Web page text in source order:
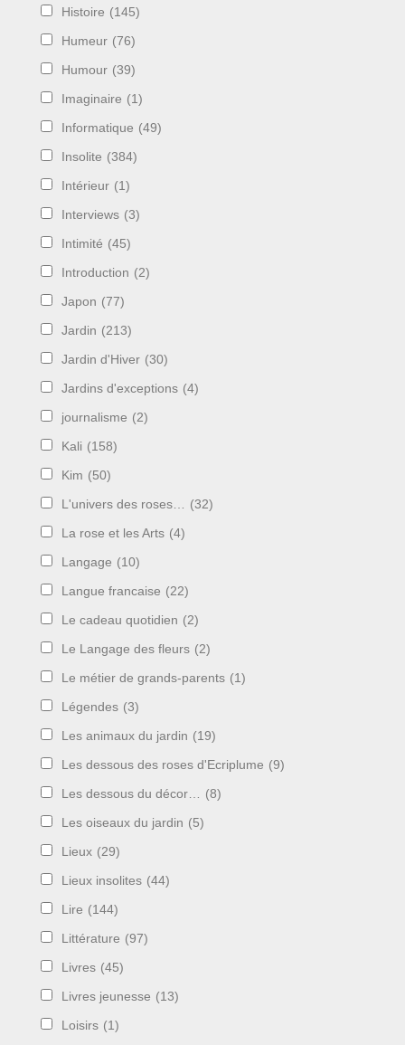
Histoire (145)
Humeur (76)
Humour (39)
Imaginaire (1)
Informatique (49)
Insolite (384)
Intérieur (1)
Interviews (3)
Intimité (45)
Introduction (2)
Japon (77)
Jardin (213)
Jardin d'Hiver (30)
Jardins d'exceptions (4)
journalisme (2)
Kali (158)
Kim (50)
L'univers des roses… (32)
La rose et les Arts (4)
Langage (10)
Langue francaise (22)
Le cadeau quotidien (2)
Le Langage des fleurs (2)
Le métier de grands-parents (1)
Légendes (3)
Les animaux du jardin (19)
Les dessous des roses d'Ecriplume (9)
Les dessous du décor… (8)
Les oiseaux du jardin (5)
Lieux (29)
Lieux insolites (44)
Lire (144)
Littérature (97)
Livres (45)
Livres jeunesse (13)
Loisirs (1)